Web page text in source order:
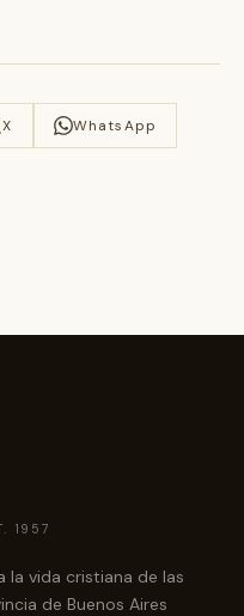
X WhatsApp
1957
la vida cristiana de las
de Buenos Aires